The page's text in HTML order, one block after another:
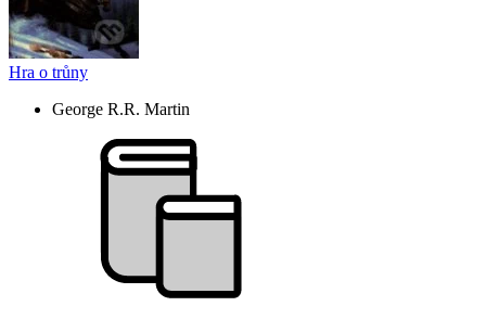
Hra o trůny
George R.R. Martin